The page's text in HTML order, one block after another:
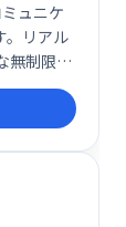
ュニケ
。リアル
無制限ク
ーなどを
も対応
ズに行え
の統合も
の整理